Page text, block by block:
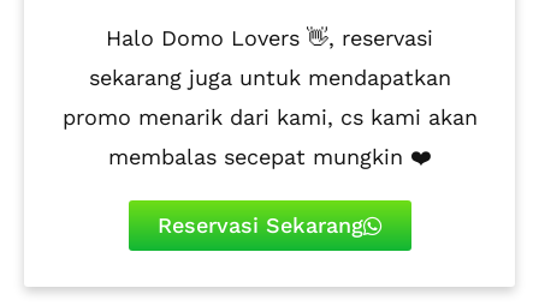
Halo Domo Lovers 👋, reservasi
sekarang juga untuk mendapatkan
promo menarik dari kami, cs kami akan
membalas secepat mungkin ❤️
Reservasi Sekarang